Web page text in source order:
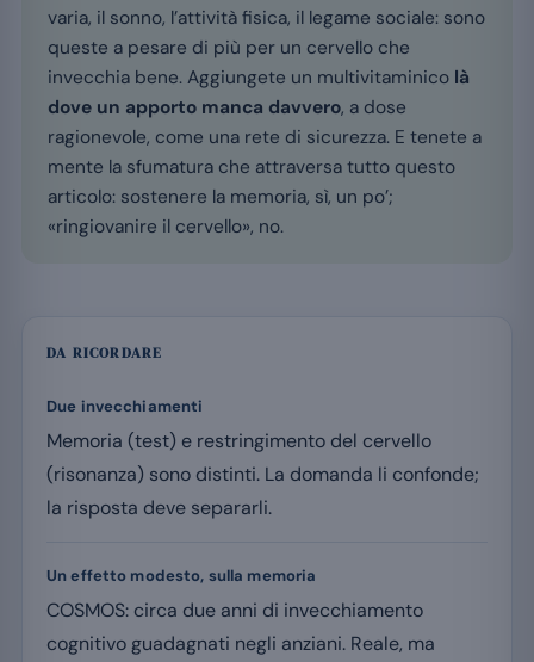
varia, il sonno, l’attività fisica, il legame sociale: sono
queste a pesare di più per un cervello che
invecchia bene. Aggiungete un multivitaminico là
dove un apporto manca davvero, a dose
ragionevole, come una rete di sicurezza. E tenete a
mente la sfumatura che attraversa tutto questo
articolo: sostenere la memoria, sì, un po’;
«ringiovanire il cervello», no.
DA RICORDARE
Due invecchiamenti
Memoria (test) e restringimento del cervello
(risonanza) sono distinti. La domanda li confonde;
la risposta deve separarli.
Un effetto modesto, sulla memoria
COSMOS: circa due anni di invecchiamento
cognitivo guadagnati negli anziani. Reale, ma